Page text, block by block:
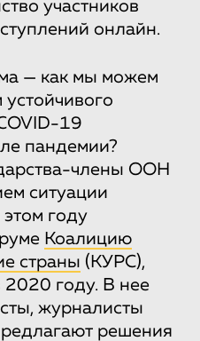
участников
онлайн.
— как мы можем
19
пандемии?
члены ООН
ситуации
году
Коалицию
страны (КУРС),
году. В нее
журналисты
решения